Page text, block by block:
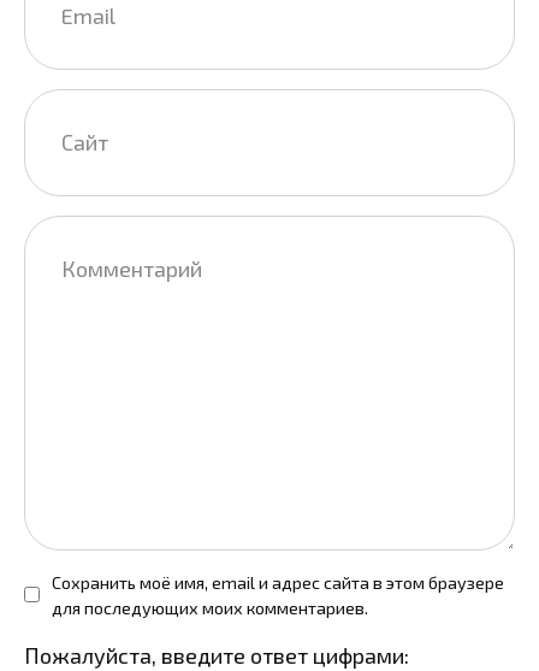
Сайт
Комментарий
Сохранить моё имя, email и адрес сайта в этом браузере
для последующих моих комментариев.
Пожалуйста, введите ответ цифрами: